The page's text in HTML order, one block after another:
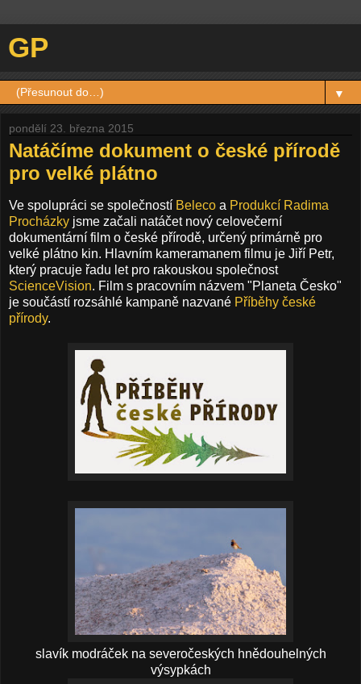
GP
▼
pondělí 23. března 2015
Natáčíme dokument o české přírodě
pro velké plátno
Ve spolupráci se společností Beleco a Produkcí Radima
Procházky jsme začali natáčet nový celovečerní
dokumentární film o české přírodě, určený primárně pro
velké plátno kin. Hlavním kameramanem filmu je Jiří Petr,
který pracuje řadu let pro rakouskou společnost
ScienceVision. Film s pracovním názvem "Planeta Česko"
je součástí rozsáhlé kampaně nazvané Příběhy české
přírody.
slavík modráček na severočeských hnědouhelných
výsypkách